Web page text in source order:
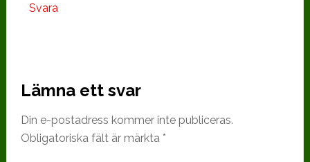
Svara
Lämna ett svar
Din e-postadress kommer inte publiceras.
Obligatoriska fält är märkta *